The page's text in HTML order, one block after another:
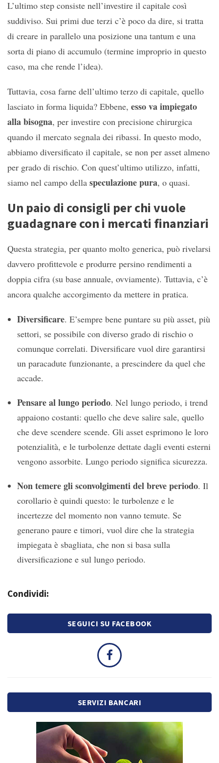
L’ultimo step consiste nell’investire il capitale così
suddiviso. Sui primi due terzi c’è poco da dire, si tratta
di creare in parallelo una posizione una tantum e una
sorta di piano di accumulo (termine improprio in questo
caso, ma che rende l’idea).
Tuttavia, cosa farne dell’ultimo terzo di capitale, quello
lasciato in forma liquida? Ebbene, esso va impiegato
alla bisogna, per investire con precisione chirurgica
quando il mercato segnala dei ribassi. In questo modo,
abbiamo diversificato il capitale, se non per asset almeno
per grado di rischio. Con quest’ultimo utilizzo, infatti,
siamo nel campo della speculazione pura, o quasi.
Un paio di consigli per chi vuole
guadagnare con i mercati finanziari
Questa strategia, per quanto molto generica, può rivelarsi
davvero profittevole e produrre persino rendimenti a
doppia cifra (su base annuale, ovviamente). Tuttavia, c’è
ancora qualche accorgimento da mettere in pratica.
Diversificare. E’sempre bene puntare su più asset, più
settori, se possibile con diverso grado di rischio o
comunque correlati. Diversificare vuol dire garantirsi
un paracadute funzionante, a prescindere da quel che
accade.
Pensare al lungo periodo. Nel lungo periodo, i trend
appaiono costanti: quello che deve salire sale, quello
che deve scendere scende. Gli asset esprimono le loro
potenzialità, e le turbolenze dettate dagli eventi esterni
vengono assorbite. Lungo periodo significa sicurezza.
Non temere gli sconvolgimenti del breve periodo. Il
corollario è quindi questo: le turbolenze e le
incertezze del momento non vanno temute. Se
generano paure e timori, vuol dire che la strategia
impiegata è sbagliata, che non si basa sulla
diversificazione e sul lungo periodo.
Condividi:
SEGUICI SU FACEBOOK
SERVIZI BANCARI